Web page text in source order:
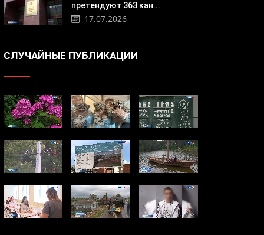
претендуют 363 кан...
17.07.2026
СЛУЧАЙНЫЕ ПУБЛИКАЦИИ